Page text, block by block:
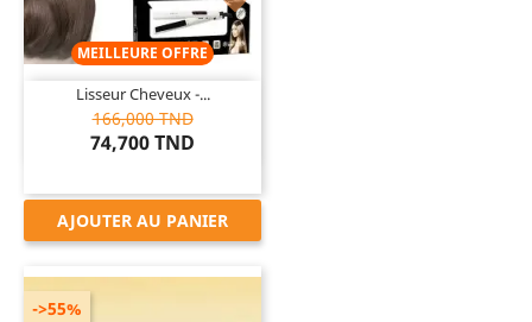
MEILLEURE OFFRE
Lisseur Cheveux -...
166,000 TND
74,700 TND
AJOUTER AU PANIER
->55%